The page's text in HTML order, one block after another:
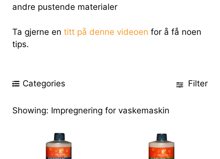
andre pustende materialer
Ta gjerne en titt på denne videoen for å få noen
tips.
Categories Filter
Showing: Impregnering for vaskemaskin